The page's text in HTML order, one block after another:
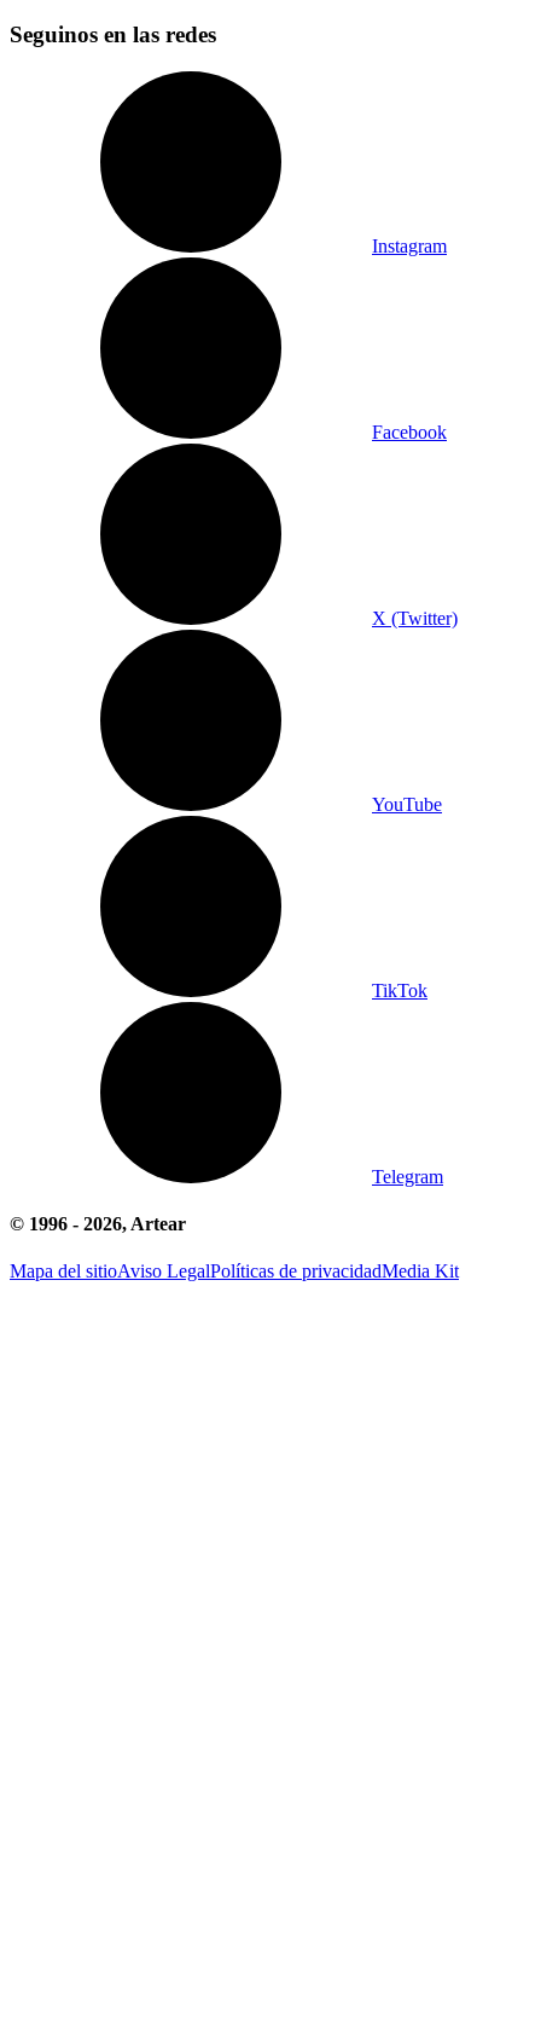
Seguinos en las redes
Instagram
Facebook
X (Twitter)
YouTube
TikTok
Telegram
© 1996 - 2026, Artear
Mapa del sitioAviso LegalPolíticas de privacidadMedia Kit